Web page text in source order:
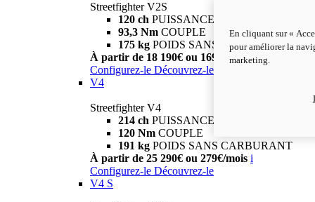
Streetfighter V2S
120 ch PUISSANCE
93,3 Nm COUPLE
175 kg POIDS SANS CARBURANT
À partir de 18 190€ ou 169€/mois i
Configurez-le Découvrez-le
V4
Streetfighter V4
214 ch PUISSANCE
120 Nm COUPLE
191 kg POIDS SANS CARBURANT
À partir de 25 290€ ou 279€/mois i
Configurez-le Découvrez-le
V4 S
En cliquant sur «
pour améliorer la
marketing.